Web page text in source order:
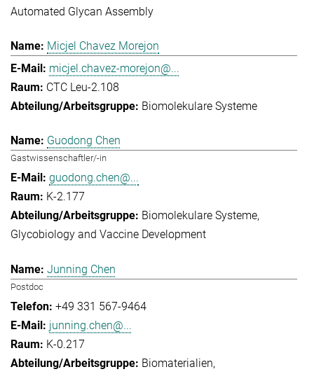
Automated Glycan Assembly
Micjel Chavez Morejon
micjel.chavez-morejon@...
CTC Leu-2.108
Biomolekulare Systeme
Guodong Chen
Gastwissenschaftler/-in
guodong.chen@...
K-2.177
Biomolekulare Systeme
Glycobiology and Vaccine Development
Junning Chen
Postdoc
+49 331 567-9464
junning.chen@...
K-0.217
Biomaterialien